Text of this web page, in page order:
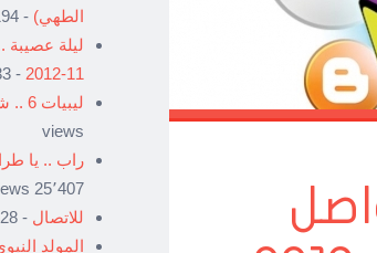
الطهي) - 37٬194 views
11-2012
- 32٬033 views
ليبيات 6 .. شكراً للأزلام
views
راب .. يا
25٬407 views
للاتصال - 24٬528 views
المولد